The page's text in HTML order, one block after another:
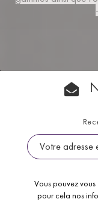
Vous pouvez vous
pour cela nos